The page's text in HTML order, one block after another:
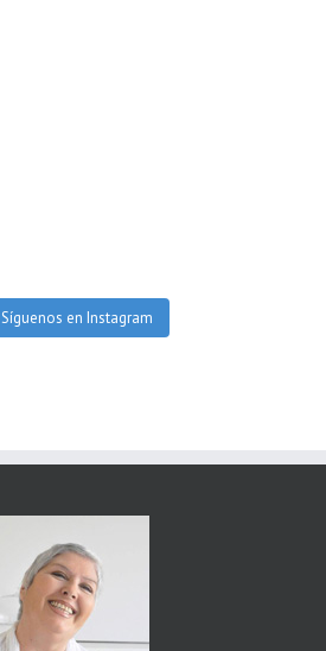
Síguenos en Instagram